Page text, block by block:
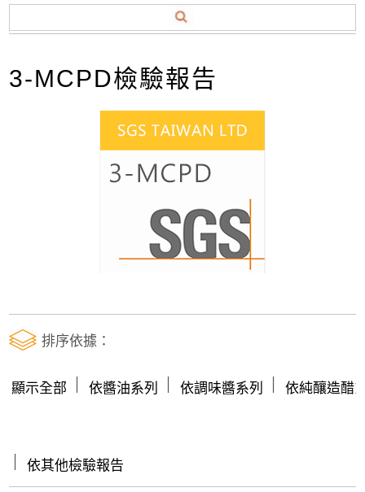
3-MCPD檢驗報告
排序依據：
顯示全部 依醬油系列 依調味醬系列 依純釀造醋
依其他檢驗報告